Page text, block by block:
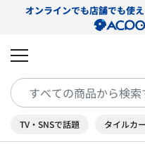
オンラインでも店舗でも使
TV・SNSで話題 タイルカ